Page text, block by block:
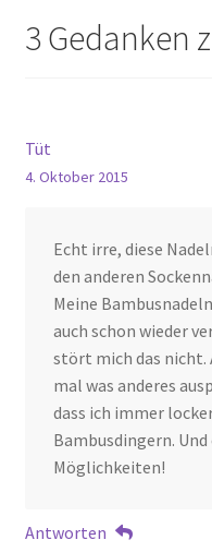
3 Gedanken
Tüt
4. Oktober 2015
Echt irre, diese
den anderen
Meine
auch schon wieder
stört mich das nicht.
mal was anderes
dass ich immer
Bambusdingern.
Möglichkeiten!
Antworten